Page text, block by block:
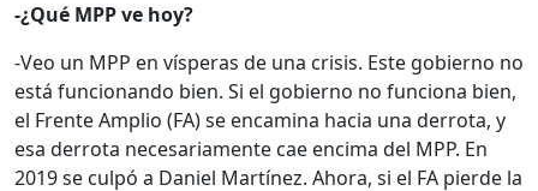
-¿Qué MPP ve hoy?
-Veo un MPP en vísperas de una crisis. Este gobierno no
está funcionando bien. Si el gobierno no funciona bien,
el Frente Amplio (FA) se encamina hacia una derrota, y
esa derrota necesariamente cae encima del MPP. En
2019 se culpó a Daniel Martínez. Ahora, si el FA pierde la